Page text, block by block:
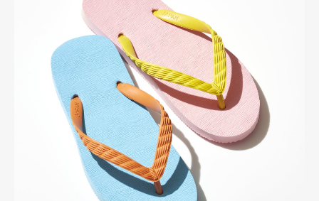
Art&DesignWatchFashion
Gourmet
ProductCultureLifestyle